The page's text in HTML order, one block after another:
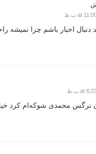
دنبال اخبار باشم چرا
نرگس محمدی شوکه‌ام کرد